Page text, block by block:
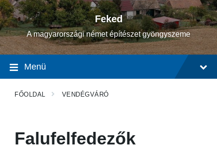
Feked
A magyarországi német építészet gyöngyszeme
Menü
FŐOLDAL VENDÉGVÁRÓ
Falufelfedezők